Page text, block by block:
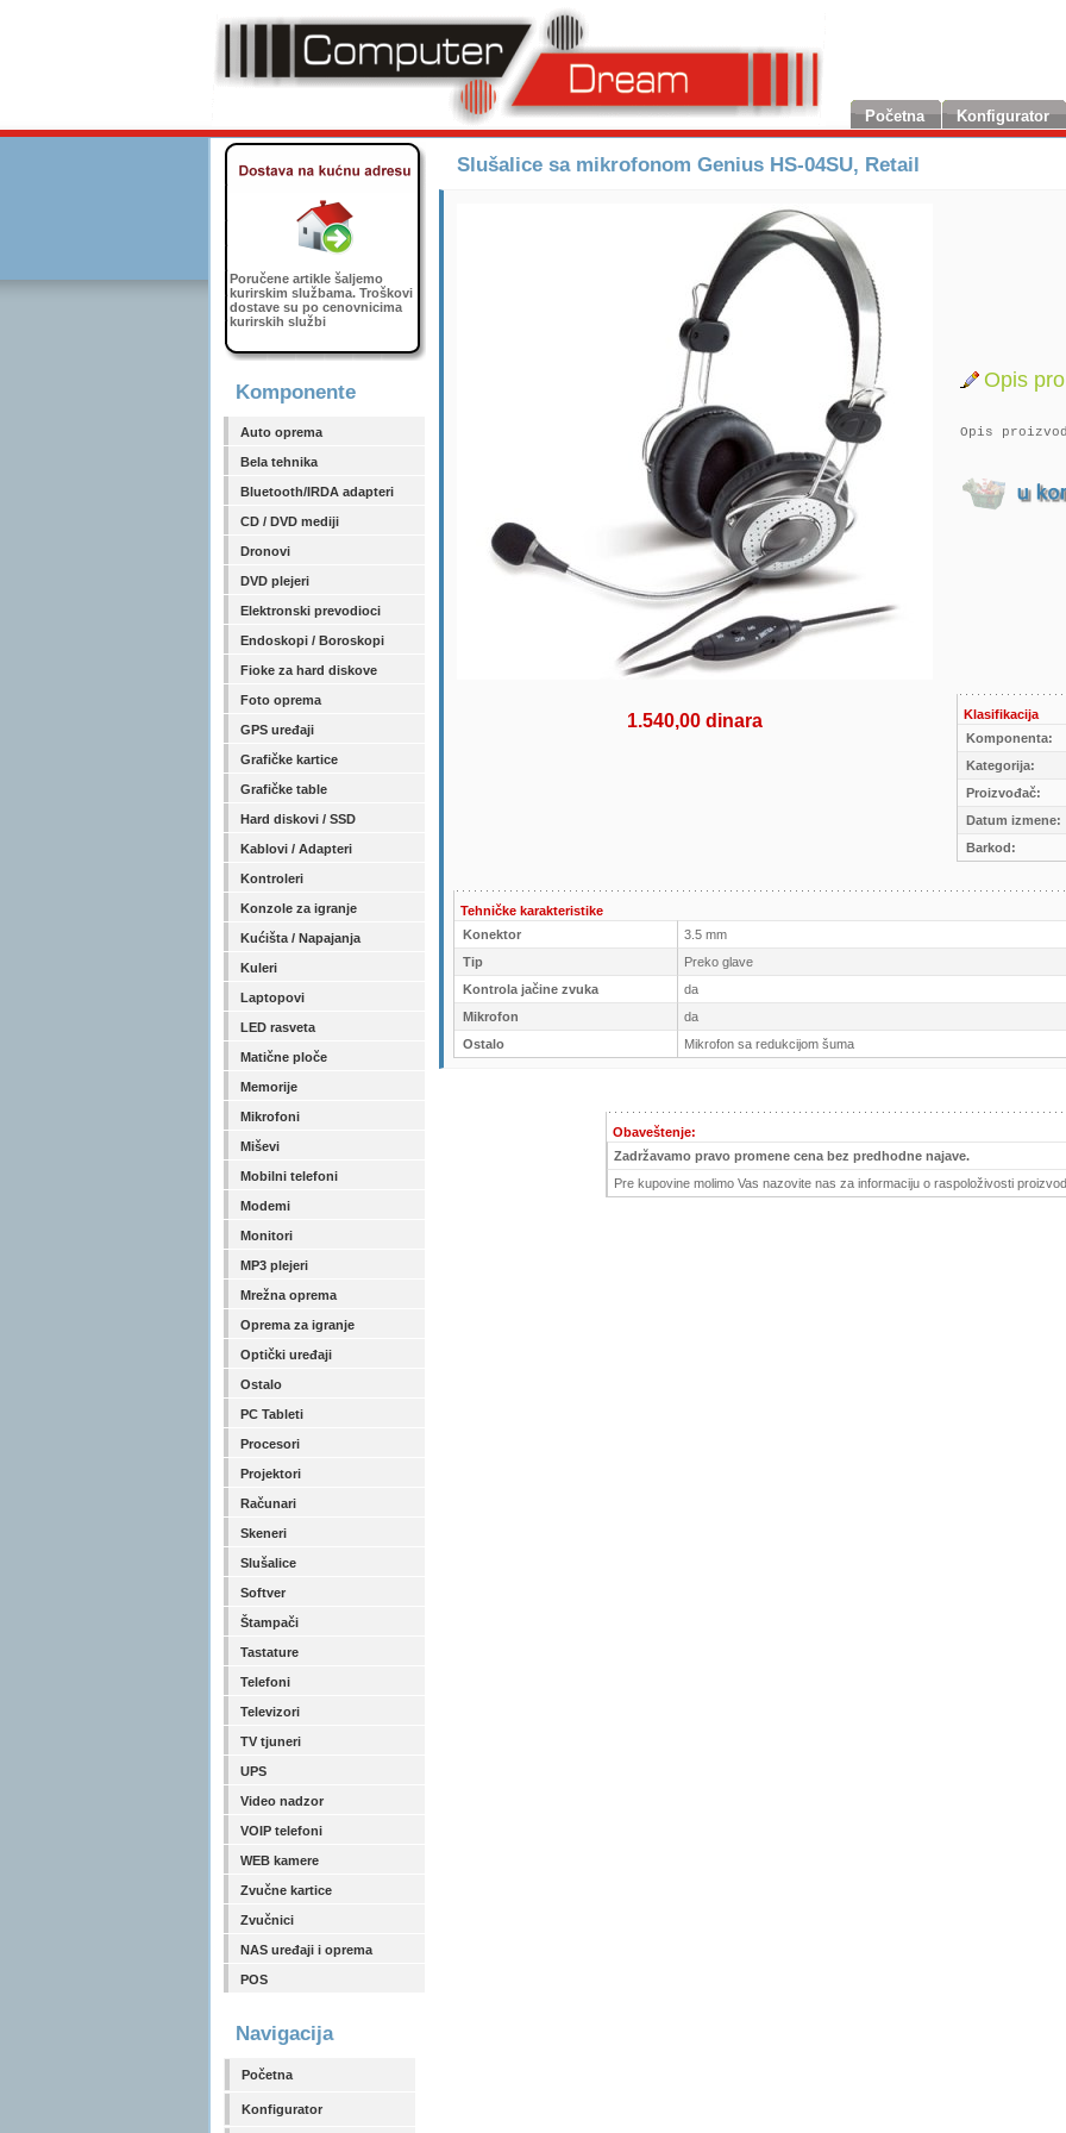
Početna Konfigurator
Poručene artikle šaljemo
kurirskim službama. Troškovi
dostave su po cenovnicima
kurirskih službi
Komponente
Auto oprema
Bela tehnika
Bluetooth/IRDA adapteri
CD / DVD mediji
Dronovi
DVD plejeri
Elektronski prevodioci
Endoskopi / Boroskopi
Fioke za hard diskove
Foto oprema
GPS uređaji
Grafičke kartice
Grafičke table
Hard diskovi / SSD
Kablovi / Adapteri
Kontroleri
Konzole za igranje
Kućišta / Napajanja
Kuleri
Laptopovi
LED rasveta
Matične ploče
Memorije
Mikrofoni
Miševi
Mobilni telefoni
Modemi
Monitori
MP3 plejeri
Mrežna oprema
Oprema za igranje
Optički uređaji
Ostalo
PC Tableti
Procesori
Projektori
Računari
Skeneri
Slušalice
Softver
Štampači
Tastature
Telefoni
Televizori
TV tjuneri
UPS
Video nadzor
VOIP telefoni
WEB kamere
Zvučne kartice
Zvučnici
NAS uređaji i oprema
POS
Navigacija
Početna
Konfigurator
Slušalice sa mikrofonom Genius HS-04SU, Retail
Opis
Opis
1.540,00 dinara
Klasifikacija
Komponenta:
Kategorija:
Proizvođač:
Datum izmene:
Barkod:
Tehničke karakteristike
Konektor
3.5 mm
Tip
Preko glave
Kontrola jačine zvuka
da
Mikrofon
da
Ostalo
Mikrofon sa redukcijom šuma
Obaveštenje:
Zadržavamo pravo promene cena bez predhodne najave.
Pre kupovine molimo Vas nazovite nas za informaciju o raspoloživosti